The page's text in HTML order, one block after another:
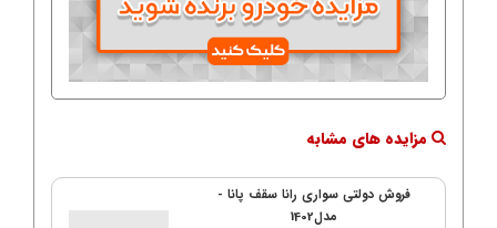
مزایده های مشابه
فروش دولتی سواری رانا سقف پانا -
مدل1402